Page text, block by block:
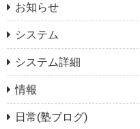
お知らせ
システム
システム詳細
情報
日常(塾ブログ)